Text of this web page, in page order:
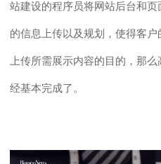
站建设的程序员将网站后台和
的信息上传以及规划， 使得客户
上传所需展示内容的目的， 那么
经基本完成了。